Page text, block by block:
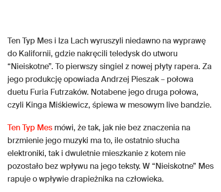
Ten Typ Mes i Iza Lach wyruszyli niedawno na wyprawę
do Kalifornii, gdzie nakręcili teledysk do utworu
“Nieiskotne”. To pierwszy singiel z nowej płyty rapera. Za
jego produkcję opowiada Andrzej Pieszak – połowa
duetu Furia Futrzaków. Notabene jego druga połowa,
czyli Kinga Miśkiewicz, śpiewa w mesowym live bandzie.
Ten Typ Mes mówi, że tak, jak nie bez znaczenia na
brzmienie jego muzyki ma to, ile ostatnio słucha
elektroniki, tak i dwuletnie mieszkanie z kotem nie
pozostało bez wpływu na jego teksty. W “Nieiskotne” Mes
rapuje o wpływie drapieżnika na człowieka.